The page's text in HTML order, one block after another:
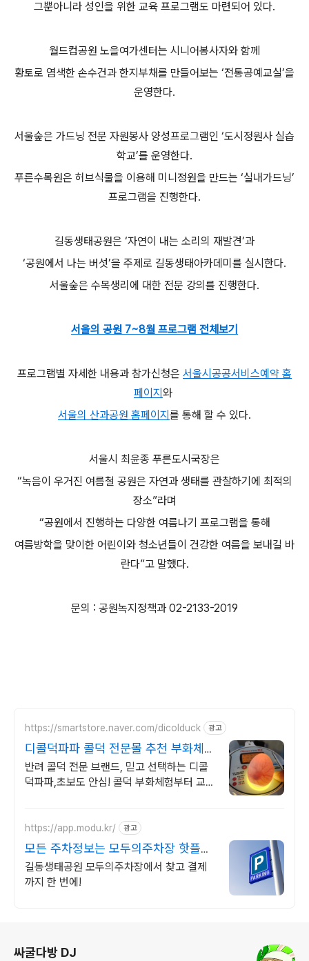
그뿐아니라 성인을 위한 교육 프로그램도 마련되어 있다.
월드컵공원 노을여가센터는 시니어봉사자와 함께
황토로 염색한 손수건과 한지부채를 만들어보는 ‘전통공예교실’을
운영한다.
서울숲은 가드닝 전문 자원봉사 양성프로그램인 ‘도시정원사 실습
학교’를 운영한다.
푸른수목원은 허브식물을 이용해 미니정원을 만드는 ‘실내가드닝’
프로그램을 진행한다.
길동생태공원은 ‘자연이 내는 소리의 재발견’과
‘공원에서 나는 버섯’을 주제로 길동생태아카데미를 실시한다.
서울숲은 수목생리에 대한 전문 강의를 진행한다.
서울의 공원 7~8월 프로그램 전체보기
프로그램별 자세한 내용과 참가신청은 서울시공공서비스예약 홈
페이지 와
서울의 산과공원 홈페이지 를 통해 할 수 있다.
서울시 최윤종 푸른도시국장은
“녹음이 우거진 여름철 공원은 자연과 생태를 관찰하기에 최적의
장소”라며
“공원에서 진행하는 다양한 여름나기 프로그램을 통해
여름방학을 맞이한 어린이와 청소년들이 건강한 여름을 보내길 바
란다”고 말했다.
문의 : 공원녹지정책과 02-2133-2019
https://smartstore.naver.com/dicolduck 광고
디콜덕파파 콜덕 전문몰 추천 부화체험
교육 프로그램
반려 콜덕 전문 브랜드, 믿고 선택하는 디콜
덕파파,초보도 안심! 콜덕 부화체험부터 교육
https://app.modu.kr/ 광고
모든 주차정보는 모두의주차장 핫플주
차 검색은 모두의주차장
길동생태공원 모두의주차장에서 찾고 결제
까지 한 번에!
싸굴다방 DJ